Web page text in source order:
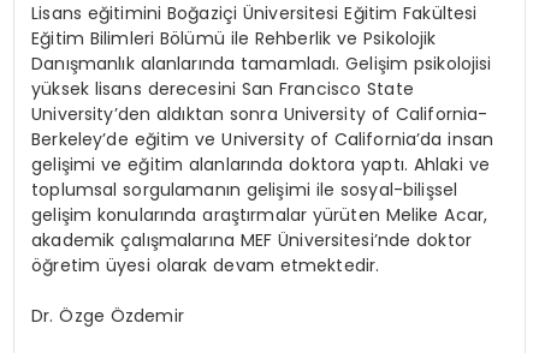
Lisans eğitimini Boğaziçi Üniversitesi Eğitim Fakültesi
Eğitim Bilimleri Bölümü ile Rehberlik ve Psikolojik
Danışmanlık alanlarında tamamladı. Gelişim psikolojisi
yüksek lisans derecesini San Francisco State
University’den aldıktan sonra University of California-
Berkeley’de eğitim ve University of California’da insan
gelişimi ve eğitim alanlarında doktora yaptı. Ahlaki ve
toplumsal sorgulamanın gelişimi ile sosyal-bilişsel
gelişim konularında araştırmalar yürüten Melike Acar,
akademik çalışmalarına MEF Üniversitesi’nde doktor
öğretim üyesi olarak devam etmektedir.
Dr. Özge Özdemir